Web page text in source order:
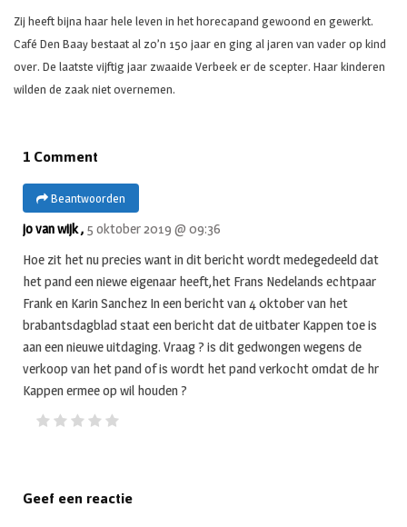
Zij heeft bijna haar hele leven in het horecapand gewoond en gewerkt.
Café Den Baay bestaat al zo’n 150 jaar en ging al jaren van vader op kind
over. De laatste vijftig jaar zwaaide Verbeek er de scepter. Haar kinderen
wilden de zaak niet overnemen.
1 Comment
Beantwoorden
jo van wijk , 5 oktober 2019 @ 09:36
Hoe zit het nu precies want in dit bericht wordt medegedeeld dat
het pand een niewe eigenaar heeft,het Frans Nedelands echtpaar
Frank en Karin Sanchez In een bericht van 4 0ktober van het
brabantsdagblad staat een bericht dat de uitbater Kappen toe is
aan een nieuwe uitdaging. Vraag ? is dit gedwongen wegens de
verkoop van het pand of is wordt het pand verkocht omdat de hr
Kappen ermee op wil houden ?
Geef een reactie